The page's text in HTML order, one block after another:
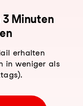
3 Minuten
erhalten
in weniger als